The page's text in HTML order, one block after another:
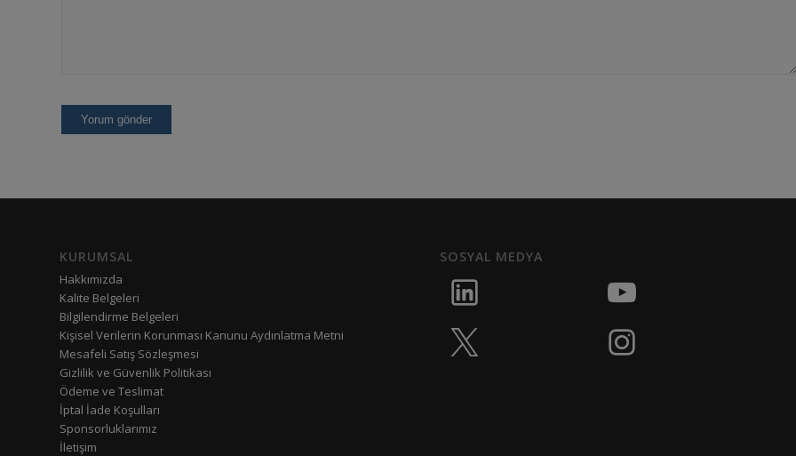
KURUMSAL
Hakkımızda
Kalite Belgeleri
Bilgilendirme Belgeleri
Kişisel Verilerin Korunması Kanunu Aydınlatma Metni
Mesafeli Satış Sözleşmesi
Gizlilik ve Güvenlik Politikası
Ödeme ve Teslimat
İptal İade Koşulları
Sponsorluklarımız
İletişim
SOSYAL MEDYA